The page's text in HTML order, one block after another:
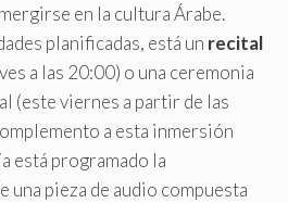
en la cultura Árabe.
planificadas, está un recital
a las 20:00) o una ceremonia
(este viernes a partir de las
a esta inmersión
está programado la
una pieza de audio compuesta